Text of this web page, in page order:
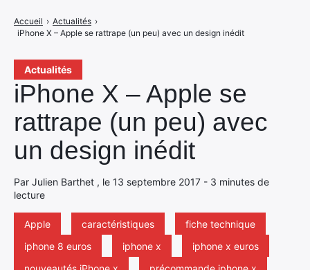
Actualités
iPhone X – Apple se
rattrape (un peu) avec
un design inédit
Par Julien Barthet , le 13 septembre 2017 - 3 minutes de
lecture
Apple caractéristiques
fiche technique
iphone 8 euros
iphone x
iphone x euros
Accueil › Actualités ›
iPhone X – Apple se rattrape (un peu) avec un design inédit